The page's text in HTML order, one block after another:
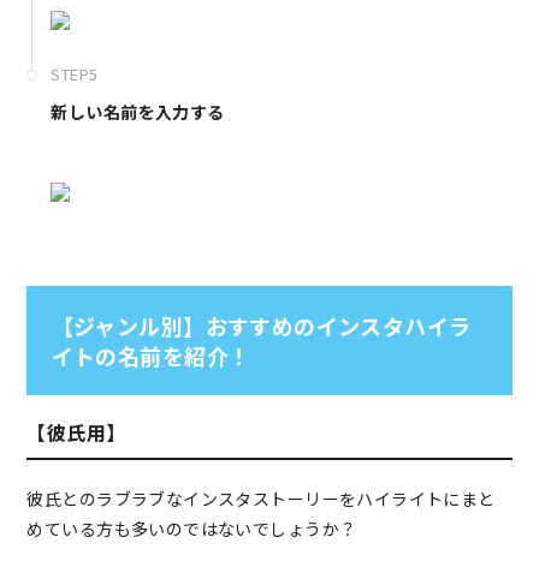
STEP5
新しい名前を入力する
【ジャンル別】おすすめのインスタハイラ
イトの名前を紹介！
【彼氏用】
彼氏とのラブラブなインスタストーリーをハイライトにまと
めている方も多いのではないでしょうか？